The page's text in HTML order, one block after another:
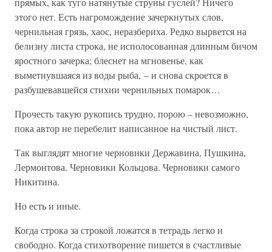
этого нет. Есть нагромождение зачеркнутых слов,
чернильная грязь, хаос, неразбериха. Редко вырвется на
белизну листа строка, не исполосованная длинным бичом
яростного зачерка; блеснет на мгновенье, как
выметнувшаяся из воды рыба, – и снова скроется в
разбушевавшейся стихии чернильных помарок…
Прочесть такую рукопись трудно, порою – невозможно,
пока автор не перебелит написанное на чистый лист.
Так выглядят многие черновики Державина, Пушкина,
Лермонтова. Черновики Кольцова. Черновики самого
Никитина.
Но есть и иные.
Когда строка за строкой ложатся в тетрадь легко и
свободно. Когда стихотворение пишется в счастливые